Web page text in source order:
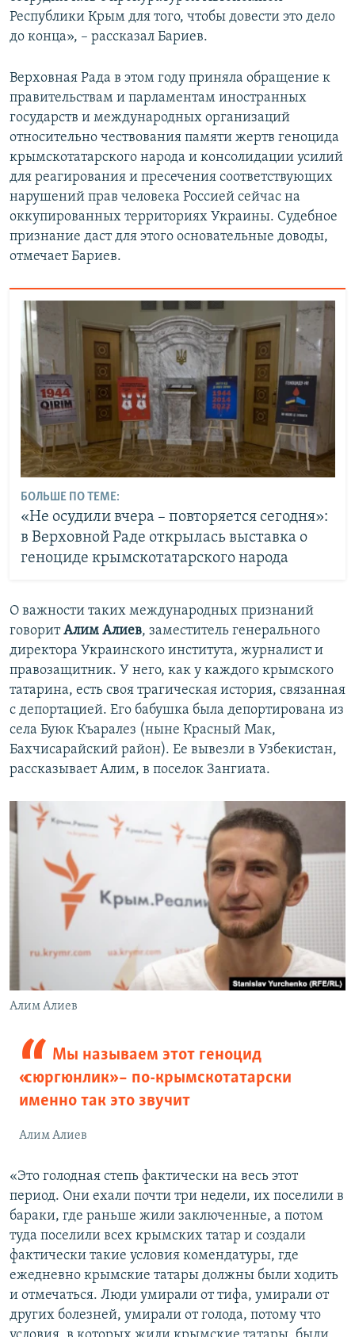
Республики Крым для того, чтобы довести это дело
до конца», – рассказал Бариев.
Верховная Рада в этом году приняла обращение к
правительствам и парламентам иностранных
государств и международных организаций
относительно чествования памяти жертв геноцида
крымскотатарского народа и консолидации усилий
для реагирования и пресечения соответствующих
нарушений прав человека Россией сейчас на
оккупированных территориях Украины. Судебное
признание даст для этого основательные доводы,
отмечает Бариев.
БОЛЬШЕ ПО ТЕМЕ:
«Не осудили вчера – повторяется сегодня»:
в Верховной Раде открылась выставка о
геноциде крымскотатарского народа
О важности таких международных признаний
говоритАлим Алиев, заместитель генерального
директора Украинского института, журналист и
правозащитник. У него, как у каждого крымского
татарина, есть своя трагическая история, связанная
с депортацией. Его бабушка была депортирована из
села Буюк Къаралез (ныне Красный Мак,
Бахчисарайский район). Ее вывезли в Узбекистан,
рассказывает Алим, в поселок Зангиата.
Алим Алиев
Мы называем этот геноцид
«сюргюнлик» – по-крымскотатарски
именно так это звучит
Алим Алиев
«Это голодная степь фактически на весь этот
период. Они ехали почти три недели, их поселили в
бараки, где раньше жили заключенные, а потом
туда поселили всех крымских татар и создали
фактически такие условия комендатуры, где
ежедневно крымские татары должны были ходить
и отмечаться. Люди умирали от тифа, умирали от
других болезней, умирали от голода, потому что